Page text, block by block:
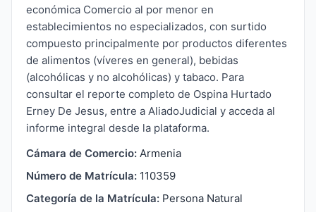
económica Comercio al por menor en
establecimientos no especializados, con surtido
compuesto principalmente por productos diferentes
de alimentos (víveres en general), bebidas
(alcohólicas y no alcohólicas) y tabaco. Para
consultar el reporte completo de Ospina Hurtado
Erney De Jesus, entre a AliadoJudicial y acceda al
informe integral desde la plataforma.
Cámara de Comercio: Armenia
Número de Matrícula: 110359
Categoría de la Matrícula: Persona Natural